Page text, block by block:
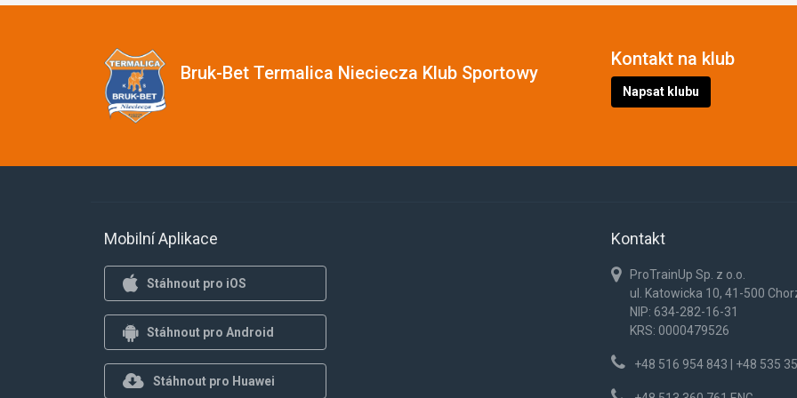
Bruk-Bet Termalica Nieciecza Klub Sportowy
Kontakt na klub
Napsat klubu
Mobilní Aplikace
Stáhnout pro iOS
Stáhnout pro Android
Stáhnout pro Huawei
Kontakt
ProTrainUp Sp. z o.o.
ul. Katowicka 10, 41-500
NIP: 634-282-16-31
KRS: 0000479526
+48 516 954 843 | +48 535